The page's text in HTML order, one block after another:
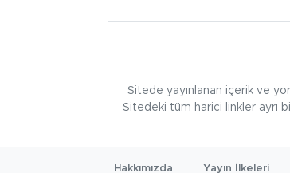
Sitede yayınlanan içerik ve
Sitedeki tüm harici linkler ayrı
Hakkımızda Yayın İlkeleri